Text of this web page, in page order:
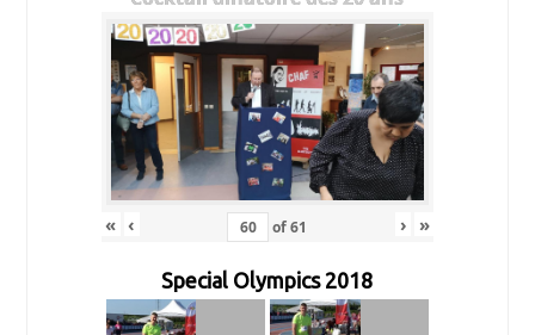
« ‹ of61 › »
Special Olympics 2018